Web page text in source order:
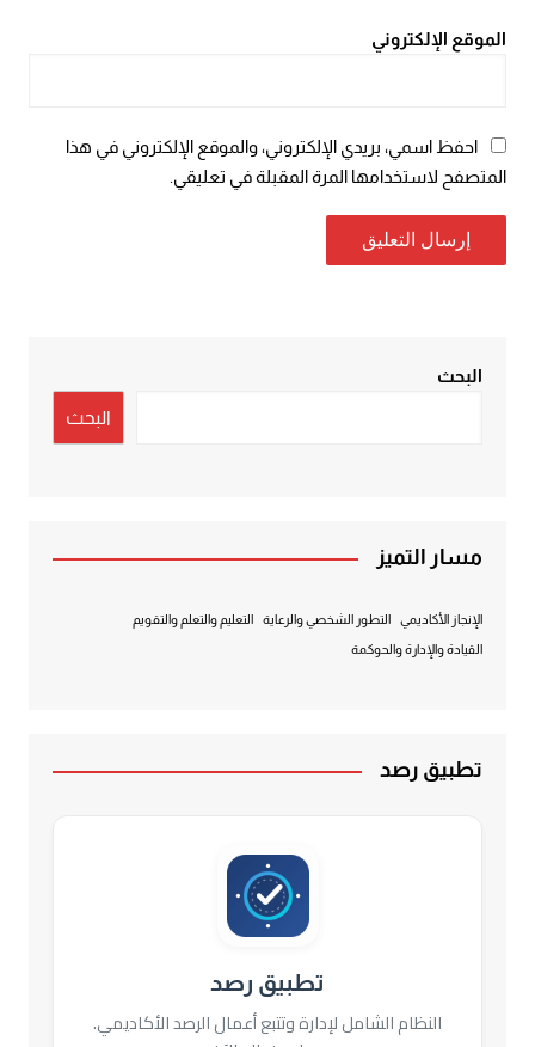
الموقع الإلكتروني
احفظ اسمي، بريدي الإلكتروني، والموقع الإلكتروني في هذا
المتصفح لاستخدامها المرة المقبلة في تعليقي.
البحث
البحث
مسار التميز
الإنجاز الأكاديمي التطور الشخصي والرعاية التعليم والتعلم والتقويم
القيادة والإدارة والحوكمة
تطبيق رصد
تطبيق رصد
النظام الشامل لإدارة وتتبع أعمال الرصد الأكاديمي.